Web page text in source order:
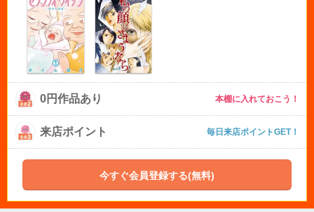
0円作品あり 本棚に入れておこう！
来店ポイント 毎日来店ポイントGET！
今すぐ会員登録する(無料)